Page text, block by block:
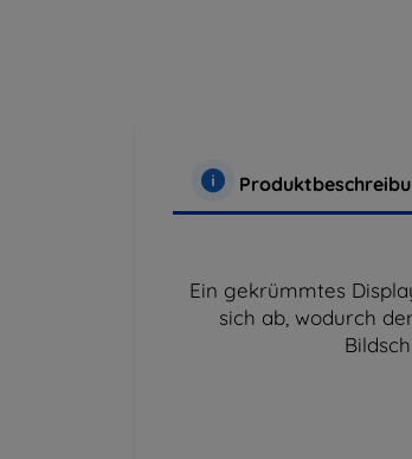
Ein gekrümmtes
sich ab, wodurch